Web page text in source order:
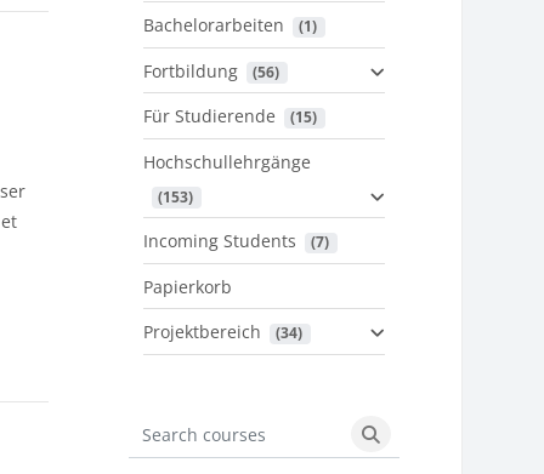
Bachelorarbeiten (1)
Fortbildung (56)
Für Studierende (15)
Hochschullehrgänge
(153)
Incoming Students (7)
Papierkorb
Projektbereich
(34)
Search courses
Search courses